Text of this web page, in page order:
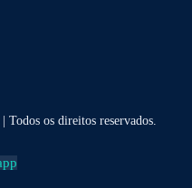
os direitos reservados.